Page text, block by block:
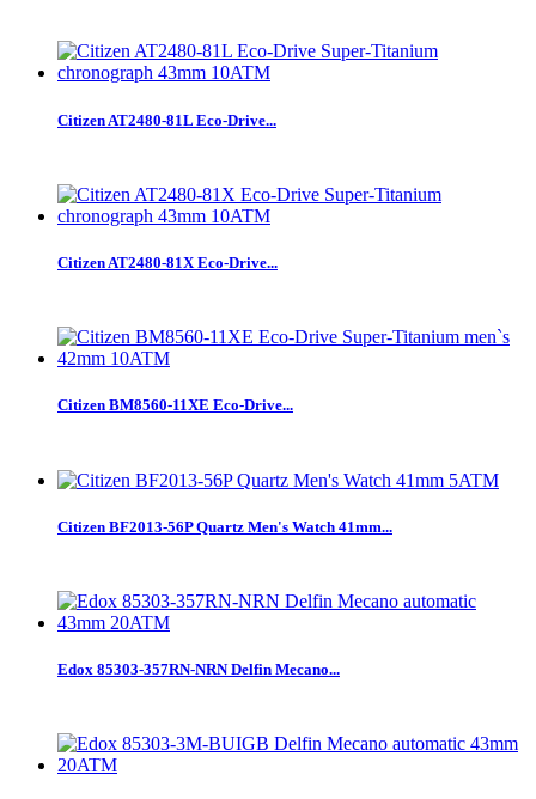
Citizen AT2480-81L Eco-Drive...
Citizen AT2480-81X Eco-Drive...
Citizen BM8560-11XE Eco-Drive...
Citizen BF2013-56P Quartz Men's Watch 41mm...
Edox 85303-357RN-NRN Delfin Mecano...